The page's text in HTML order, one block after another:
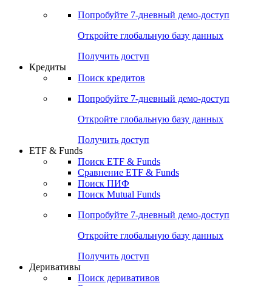
Попробуйте 7-дневный демо-доступ
Откройте глобальную базу данных
Получить доступ
Кредиты
Поиск кредитов
Попробуйте 7-дневный демо-доступ
Откройте глобальную базу данных
Получить доступ
ETF & Funds
Поиск ETF & Funds
Сравнение ETF & Funds
Поиск ПИФ
Поиск Mutual Funds
Попробуйте 7-дневный демо-доступ
Откройте глобальную базу данных
Получить доступ
Деривативы
Поиск деривативов